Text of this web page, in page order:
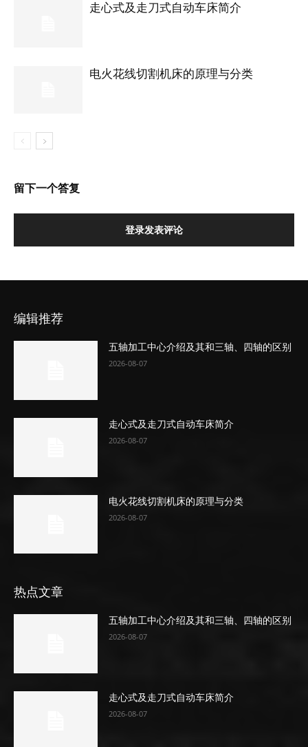
走心式及走刀式自动车床简介
电火花线切割机床的原理与分类
留下一个答复
登录发表评论
编辑推荐
五轴加工中心介绍及其和三轴、四轴的区别
2026-08-07
走心式及走刀式自动车床简介
2026-08-07
电火花线切割机床的原理与分类
2026-08-07
热点文章
五轴加工中心介绍及其和三轴、四轴的区别
2026-08-07
走心式及走刀式自动车床简介
2026-08-07